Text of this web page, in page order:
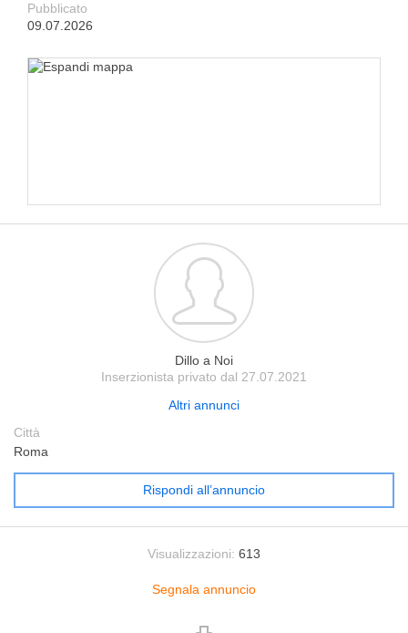
Pubblicato
09.07.2026
Dillo a Noi
Inserzionista privato dal 27.07.2021
Altri annunci
Città
Roma
Rispondi all’annuncio
Visualizzazioni: 613
Segnala annuncio